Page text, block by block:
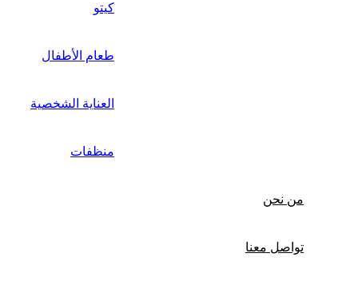
كيتو
طعام الأطفال
العناية الشخصية
منظفات
من نحن
تواصل معنا